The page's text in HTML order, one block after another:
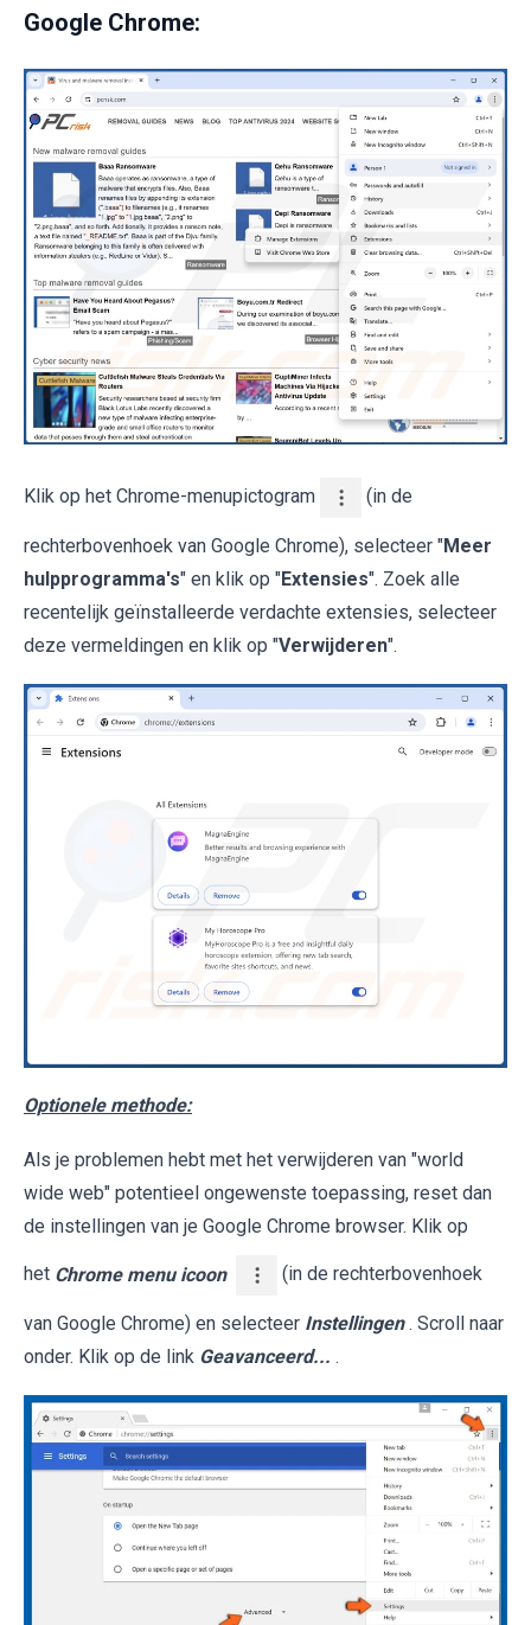
Google Chrome:
Klik op het Chrome-menupictogram (in de
rechterbovenhoek van Google Chrome), selecteer "Meer
hulpprogramma's" en klik op "Extensies". Zoek alle
recentelijk geïnstalleerde verdachte extensies, selecteer
deze vermeldingen en klik op "Verwijderen".
Optionele methode:
Als je problemen hebt met het verwijderen van "world
wide web" potentieel ongewenste toepassing, reset dan
de instellingen van je Google Chrome browser. Klik op
het Chrome menu icoon (in de rechterbovenhoek
van Google Chrome) en selecteer Instellingen . Scroll naar
onder. Klik op de link Geavanceerd... .